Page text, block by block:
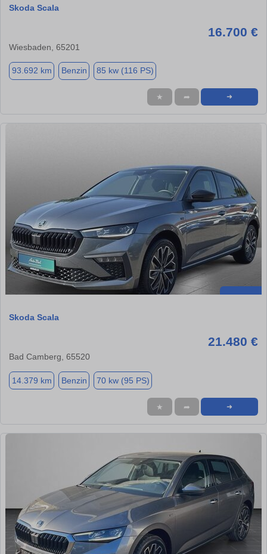
Skoda Scala
16.700 €
Wiesbaden, 65201
93.692 km Benzin 85 kw (116 PS)
★ ➦ ➜
Skoda Scala
21.480 €
Bad Camberg, 65520
14.379 km Benzin 70 kw (95 PS)
★ ➦ ➜